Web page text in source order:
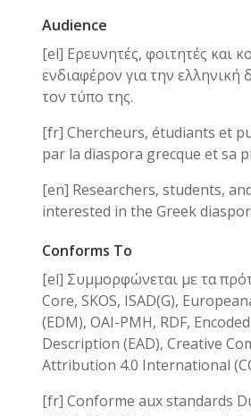
Audience
[el] Ερευνητές, φοιτητές και
ενδιαφέρον για την ελληνική
τον τύπο της.
[fr] Chercheurs, étudiants et
par la diaspora grecque et sa
[en] Researchers, students,
interested in the Greek
Conforms To
[el] Συμμορφώνεται με τα
Core, SKOS, ISAD(G),
(EDM), OAI-PMH, RDF,
Description (EAD), Creative
Attribution 4.0 International
[fr] Conforme aux standards